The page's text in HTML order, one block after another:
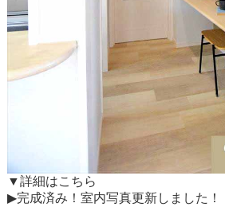
▼詳細はこちら
▶完成済み！室内写真更新しました！